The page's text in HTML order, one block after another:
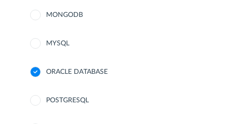
MONGODB
MYSQL
ORACLE DATABASE
POSTGRESQL